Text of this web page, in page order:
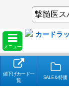
メニュー
値下げカード一
覧
SALE＆特価